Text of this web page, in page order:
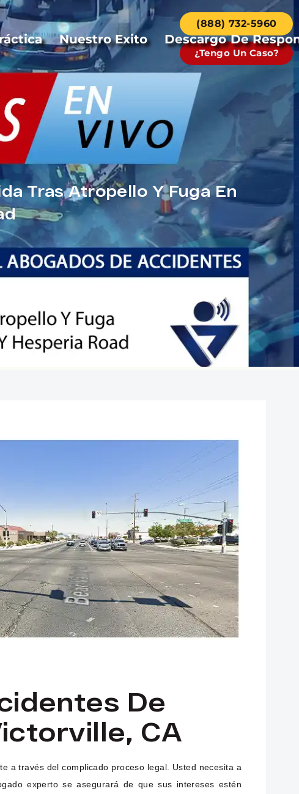
Nuestro Exito Descargo De
(888) 732-5960
¿Tengo Un Caso?
Tras Atropello Y Fuga En
De
CA
a través del complicado proceso legal. Usted necesita a
experto se asegurará de que sus intereses estén